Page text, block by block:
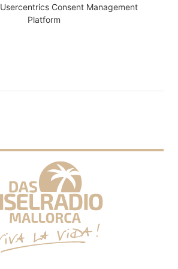
Usercentrics Consent Management
Platform